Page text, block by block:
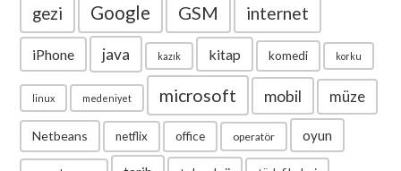
gezi Google GSM internet
iPhone java kazık kitap komedi korku
linux medeniyet microsoft mobil müze
Netbeans netflix office operatör oyun